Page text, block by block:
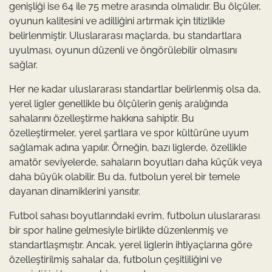
genişliği ise 64 ile 75 metre arasında olmalıdır. Bu ölçüler,
oyunun kalitesini ve adilliğini artırmak için titizlikle
belirlenmiştir. Uluslararası maçlarda, bu standartlara
uyulması, oyunun düzenli ve öngörülebilir olmasını
sağlar.
Her ne kadar uluslararası standartlar belirlenmiş olsa da,
yerel ligler genellikle bu ölçülerin geniş aralığında
sahalarını özelleştirme hakkına sahiptir. Bu
özelleştirmeler, yerel şartlara ve spor kültürüne uyum
sağlamak adına yapılır. Örneğin, bazı liglerde, özellikle
amatör seviyelerde, sahaların boyutları daha küçük veya
daha büyük olabilir. Bu da, futbolun yerel bir temele
dayanan dinamiklerini yansıtır.
Futbol sahası boyutlarındaki evrim, futbolun uluslararası
bir spor haline gelmesiyle birlikte düzenlenmiş ve
standartlaşmıştır. Ancak, yerel liglerin ihtiyaçlarına göre
özelleştirilmiş sahalar da, futbolun çeşitliliğini ve